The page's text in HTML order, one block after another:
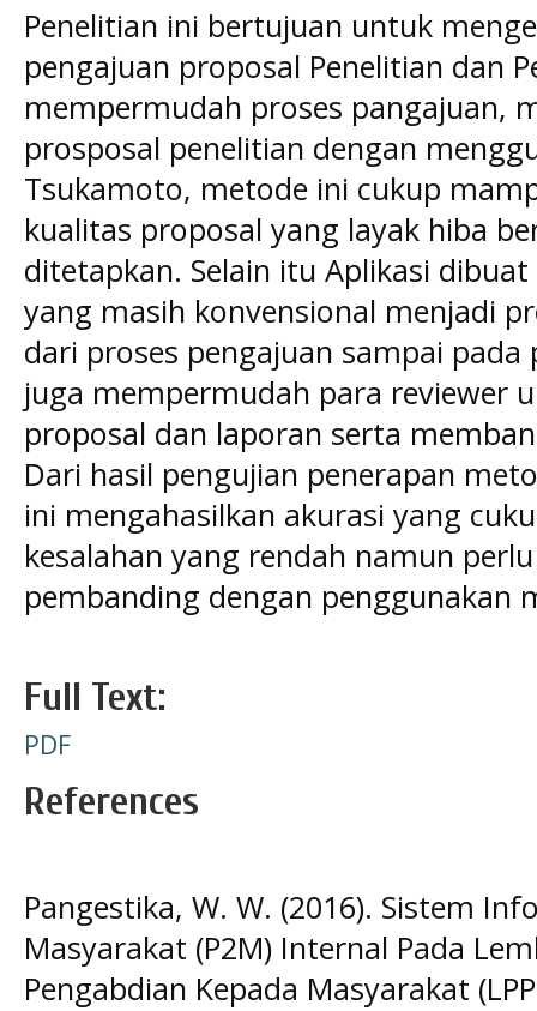
Penelitian ini bertujuan untuk
pengajuan proposal Penelitian dan
mempermudah proses pangajuan,
prosposal penelitian dengan
Tsukamoto, metode ini cukup
kualitas proposal yang layak hiba
ditetapkan. Selain itu Aplikasi
yang masih konvensional menjadi
dari proses pengajuan sampai
juga mempermudah para reviewer
proposal dan laporan serta
Dari hasil pengujian penerapan
ini mengahasilkan akurasi yang
kesalahan yang rendah namun
pembanding dengan penggunakan
Full Text:
PDF
References
Pangestika, W. W. (2016). Sistem
Masyarakat (P2M) Internal Pada
Pengabdian Kepada Masyarakat